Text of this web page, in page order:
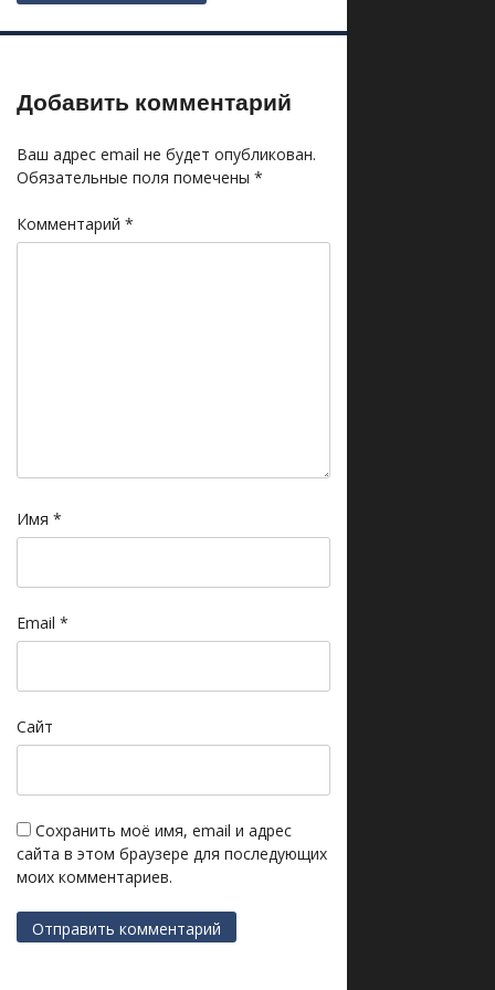
Добавить комментарий
Ваш адрес email не будет опубликован.
Обязательные поля помечены *
Комментарий *
Имя *
Email *
Сайт
Сохранить моё имя, email и адрес
сайта в этом браузере для последующих
моих комментариев.